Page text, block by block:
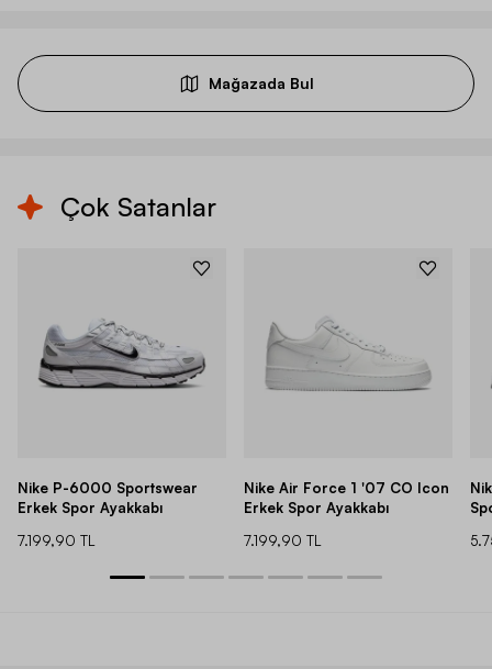
Mağazada Bul
Çok Satanlar
Nike P-6000 Sportswear
Erkek Spor Ayakkabı
7.199,90 TL
Nike Air Force 1 '07 CO Icon
Erkek Spor Ayakkabı
7.199,90 TL